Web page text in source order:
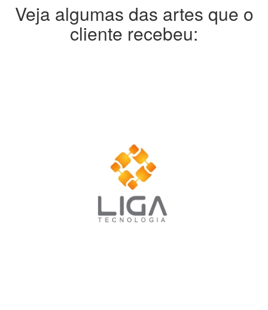
Veja algumas das artes que o
cliente recebeu: